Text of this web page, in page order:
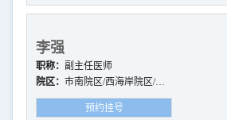
李强
职称： 副主任医师
院区：市南院区/西海岸院区/崂
山院区
预约挂号